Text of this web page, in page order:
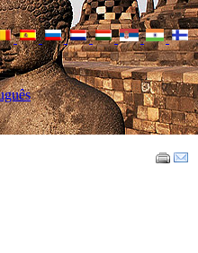
Fale conosco